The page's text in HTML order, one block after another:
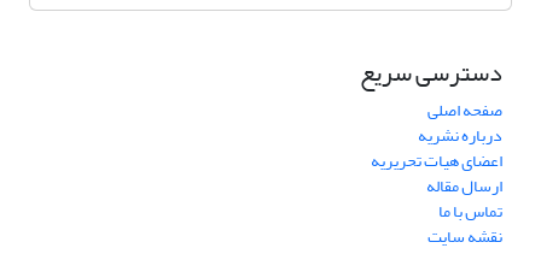
دسترسی سریع
صفحه اصلی
درباره نشریه
اعضای هیات تحریریه
ارسال مقاله
تماس با ما
نقشه سایت